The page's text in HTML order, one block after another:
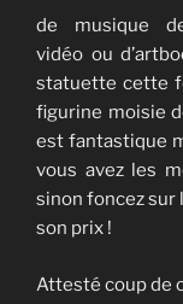
de musique
vidéo ou
statuette cette
figurine moisie
est fantastique
vous avez les
sinon foncez sur
son prix !
Attesté coup de